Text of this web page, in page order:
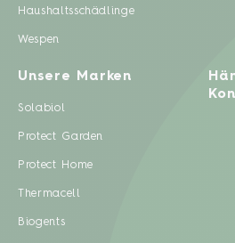
Haushaltsschädlinge
Wespen
Unsere Marken
Solabiol
Protect Garden
Protect Home
Thermacell
Biogents